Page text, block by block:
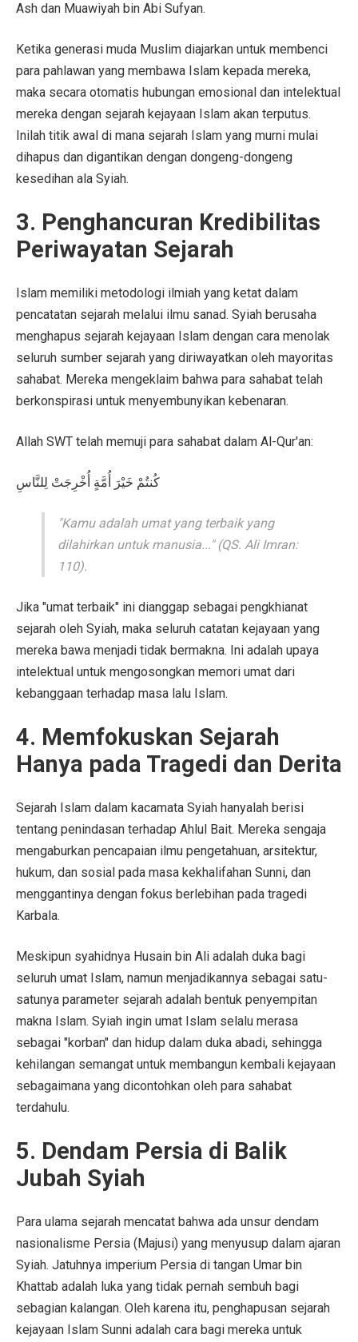
Ash dan Muawiyah bin Abi Sufyan.
Ketika generasi muda Muslim diajarkan untuk membenci
para pahlawan yang membawa Islam kepada mereka,
maka secara otomatis hubungan emosional dan intelektual
mereka dengan sejarah kejayaan Islam akan terputus.
Inilah titik awal di mana sejarah Islam yang murni mulai
dihapus dan digantikan dengan dongeng-dongeng
kesedihan ala Syiah.
3. Penghancuran Kredibilitas
Periwayatan Sejarah
Islam memiliki metodologi ilmiah yang ketat dalam
pencatatan sejarah melalui ilmu sanad. Syiah berusaha
menghapus sejarah kejayaan Islam dengan cara menolak
seluruh sumber sejarah yang diriwayatkan oleh mayoritas
sahabat. Mereka mengeklaim bahwa para sahabat telah
berkonspirasi untuk menyembunyikan kebenaran.
Allah SWT telah memuji para sahabat dalam Al-Qur'an:
كُنتُمْ خَيْرَ أُمَّةٍ أُخْرِجَتْ لِلنَّاسِ
"Kamu adalah umat yang terbaik yang
dilahirkan untuk manusia..." (QS. Ali Imran:
110).
Jika "umat terbaik" ini dianggap sebagai pengkhianat
sejarah oleh Syiah, maka seluruh catatan kejayaan yang
mereka bawa menjadi tidak bermakna. Ini adalah upaya
intelektual untuk mengosongkan memori umat dari
kebanggaan terhadap masa lalu Islam.
4. Memfokuskan Sejarah
Hanya pada Tragedi dan Derita
Sejarah Islam dalam kacamata Syiah hanyalah berisi
tentang penindasan terhadap Ahlul Bait. Mereka sengaja
mengaburkan pencapaian ilmu pengetahuan, arsitektur,
hukum, dan sosial pada masa kekhalifahan Sunni, dan
menggantinya dengan fokus berlebihan pada tragedi
Karbala.
Meskipun syahidnya Husain bin Ali adalah duka bagi
seluruh umat Islam, namun menjadikannya sebagai satu-
satunya parameter sejarah adalah bentuk penyempitan
makna Islam. Syiah ingin umat Islam selalu merasa
sebagai "korban" dan hidup dalam duka abadi, sehingga
kehilangan semangat untuk membangun kembali kejayaan
sebagaimana yang dicontohkan oleh para sahabat
terdahulu.
5. Dendam Persia di Balik
Jubah Syiah
Para ulama sejarah mencatat bahwa ada unsur dendam
nasionalisme Persia (Majusi) yang menyusup dalam ajaran
Syiah. Jatuhnya imperium Persia di tangan Umar bin
Khattab adalah luka yang tidak pernah sembuh bagi
sebagian kalangan. Oleh karena itu, penghapusan sejarah
kejayaan Islam Sunni adalah cara bagi mereka untuk